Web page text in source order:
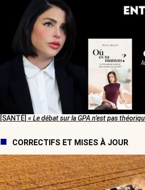
[SANTÉ] « Le débat sur la GPA n’est pas
CORRECTIFS ET MISES À JOUR